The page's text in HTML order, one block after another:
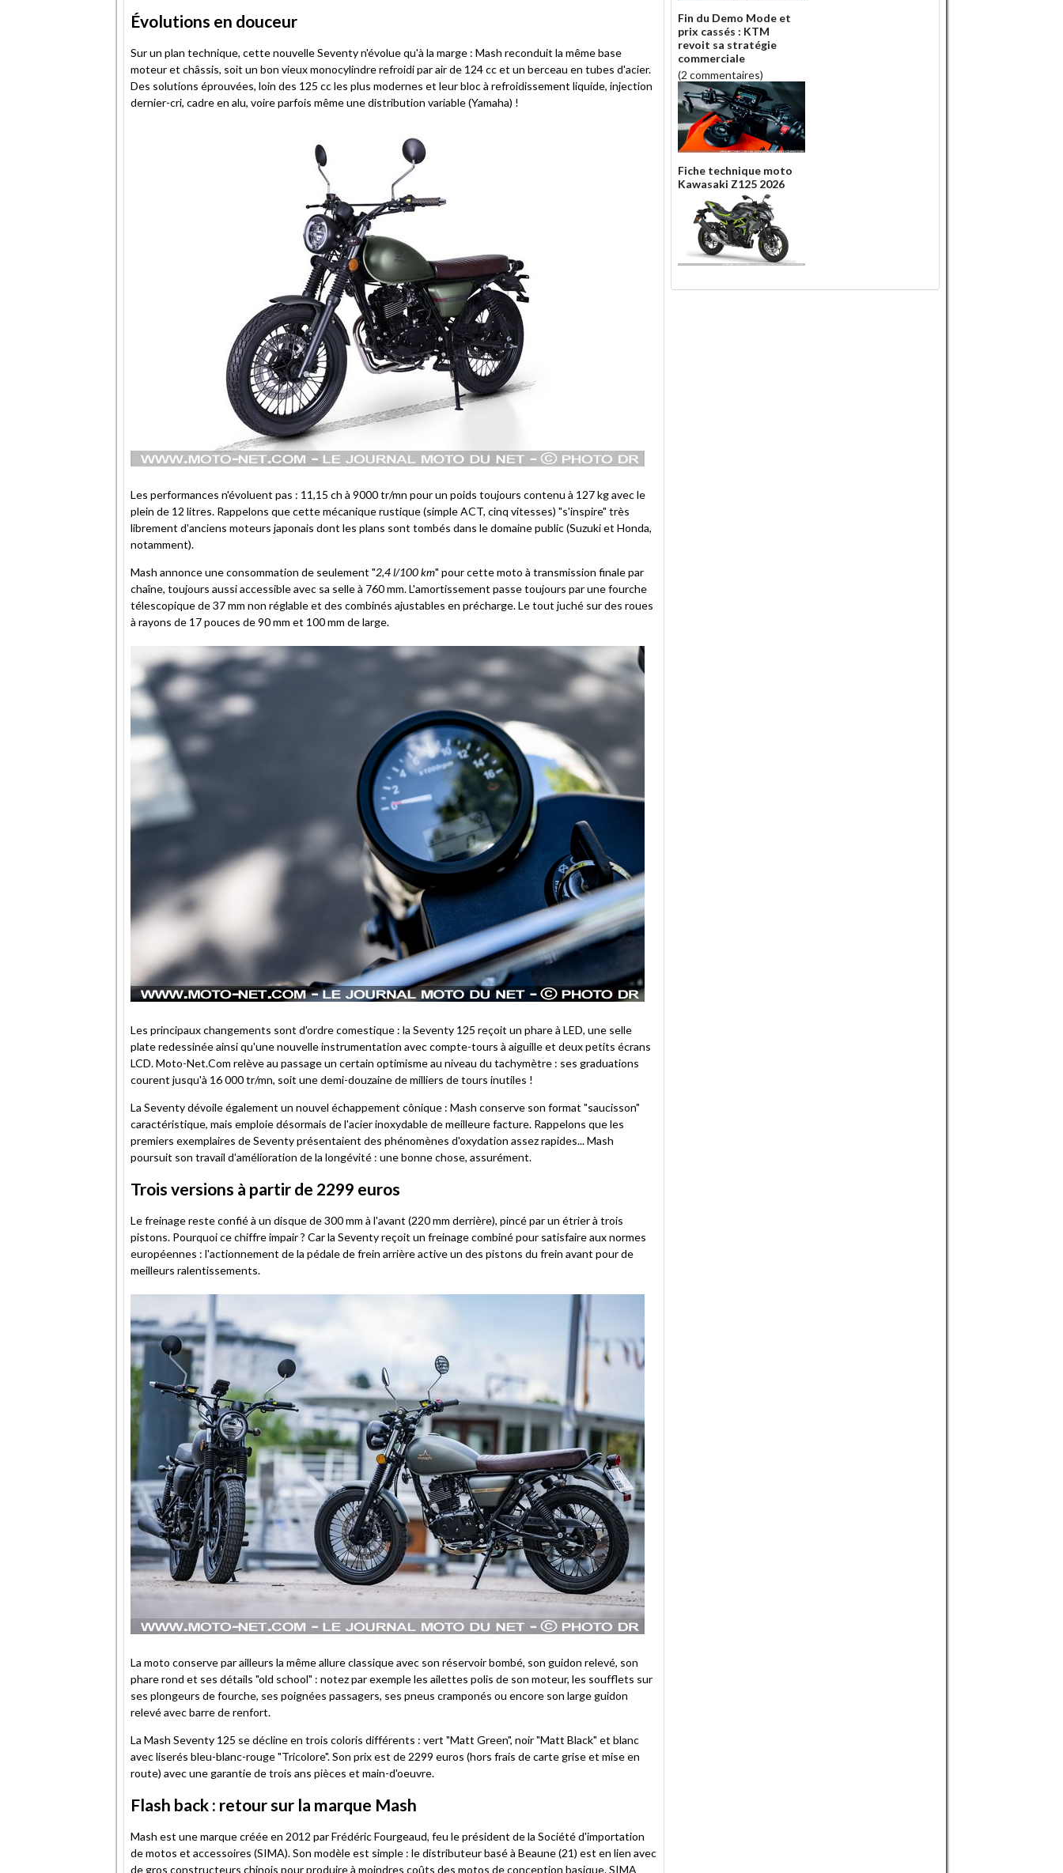
Évolutions en douceur
Sur un plan technique, cette nouvelle Seventy n'évolue qu'à la marge : Mash reconduit la même base
moteur et châssis, soit un bon vieux monocylindre refroidi par air de 124 cc et un berceau en tubes d'acier.
Des solutions éprouvées, loin des 125 cc les plus modernes et leur bloc à refroidissement liquide, injection
dernier-cri, cadre en alu, voire parfois même une distribution variable (Yamaha) !
Les performances n'évoluent pas : 11,15 ch à 9000 tr/mn pour un poids toujours contenu à 127 kg avec le
plein de 12 litres. Rappelons que cette mécanique rustique (simple ACT, cinq vitesses) "s'inspire" très
librement d'anciens moteurs japonais dont les plans sont tombés dans le domaine public (Suzuki et Honda,
notamment).
Mash annonce une consommation de seulement "2,4 l/100 km" pour cette moto à transmission finale par
chaîne, toujours aussi accessible avec sa selle à 760 mm. L'amortissement passe toujours par une fourche
télescopique de 37 mm non réglable et des combinés ajustables en précharge. Le tout juché sur des roues
à rayons de 17 pouces de 90 mm et 100 mm de large.
Les principaux changements sont d'ordre comestique : la Seventy 125 reçoit un phare à LED, une selle
plate redessinée ainsi qu'une nouvelle instrumentation avec compte-tours à aiguille et deux petits écrans
LCD. Moto-Net.Com relève au passage un certain optimisme au niveau du tachymètre : ses graduations
courent jusqu'à 16 000 tr/mn, soit une demi-douzaine de milliers de tours inutiles !
La Seventy dévoile également un nouvel échappement cônique : Mash conserve son format "saucisson"
caractéristique, mais emploie désormais de l'acier inoxydable de meilleure facture. Rappelons que les
premiers exemplaires de Seventy présentaient des phénomènes d'oxydation assez rapides... Mash
poursuit son travail d'amélioration de la longévité : une bonne chose, assurément.
Trois versions à partir de 2299 euros
Le freinage reste confié à un disque de 300 mm à l'avant (220 mm derrière), pincé par un étrier à trois
pistons. Pourquoi ce chiffre impair ? Car la Seventy reçoit un freinage combiné pour satisfaire aux normes
européennes : l'actionnement de la pédale de frein arrière active un des pistons du frein avant pour de
meilleurs ralentissements.
La moto conserve par ailleurs la même allure classique avec son réservoir bombé, son guidon relevé, son
phare rond et ses détails "old school" : notez par exemple les ailettes polis de son moteur, les soufflets sur
ses plongeurs de fourche, ses poignées passagers, ses pneus cramponés ou encore son large guidon
relevé avec barre de renfort.
La Mash Seventy 125 se décline en trois coloris différents : vert "Matt Green", noir "Matt Black" et blanc
avec liserés bleu-blanc-rouge "Tricolore". Son prix est de 2299 euros (hors frais de carte grise et mise en
route) avec une garantie de trois ans pièces et main-d'oeuvre.
Flash back : retour sur la marque Mash
Mash est une marque créée en 2012 par Frédéric Fourgeaud, feu le président de la Société d'importation
de motos et accessoires (SIMA). Son modèle est simple : le distributeur basé à Beaune (21) est en lien avec
de gros constructeurs chinois pour produire à moindres coûts des motos de conception basique. SIMA
Fin du Demo Mode et
prix cassés : KTM
revoit sa stratégie
commerciale
(2 commentaires)
Fiche technique moto
Kawasaki Z125 2026